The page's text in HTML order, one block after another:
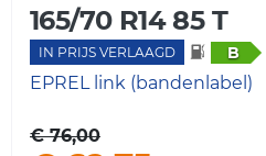
165/70 R14 85 T
IN PRIJS VERLAAGD B
EPREL link (bandenlabel)
€ 76,00